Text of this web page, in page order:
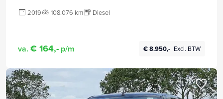
2019 108.076 km Diesel
va. € 164,- p/m € 8.950,- Excl. BTW